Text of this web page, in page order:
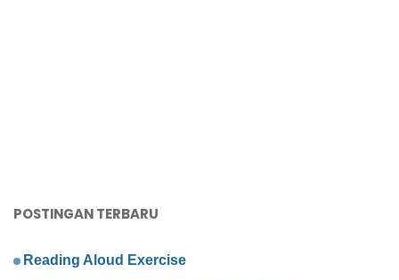
POSTINGAN TERBARU
Reading Aloud Exercise